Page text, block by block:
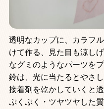
透明なカップに、カラフ
けて作る、見た目も涼し
なグミのようなパーツを
鈴は、光に当たるとやさし
接着剤を乾かしていくと
ぷくぷく・ツヤツヤした